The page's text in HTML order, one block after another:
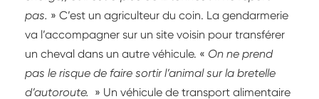
pas. » C’est un agriculteur du coin. La gendarmerie
va l’accompagner sur un site voisin pour transférer
un cheval dans un autre véhicule. « On ne prend
pas le risque de faire sortir l’animal sur la bretelle
d’autoroute. » Un véhicule de transport alimentaire